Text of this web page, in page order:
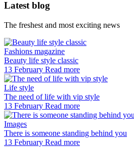
Latest blog
The freshest and most exciting news
Fashions magazine
Beauty life style classic
13 February Read more
Life style
The need of life with vip style
13 February Read more
Images
There is someone standing behind you
13 February Read more